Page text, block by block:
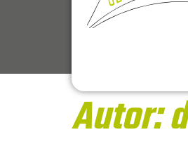
Autor: